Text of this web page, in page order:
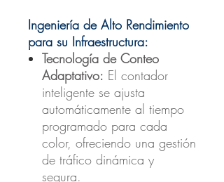
Ingeniería de Alto Rendimiento
para su Infraestructura:
Tecnología de Conteo
Adaptativo: El contador
inteligente se ajusta
automáticamente al tiempo
programado para cada
color, ofreciendo una gestión
de tráfico dinámica y
segura.